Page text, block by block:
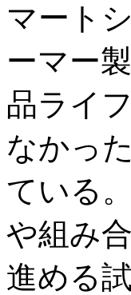
マート
ーマー
品ライ
なかっ
ている
や組み
進める